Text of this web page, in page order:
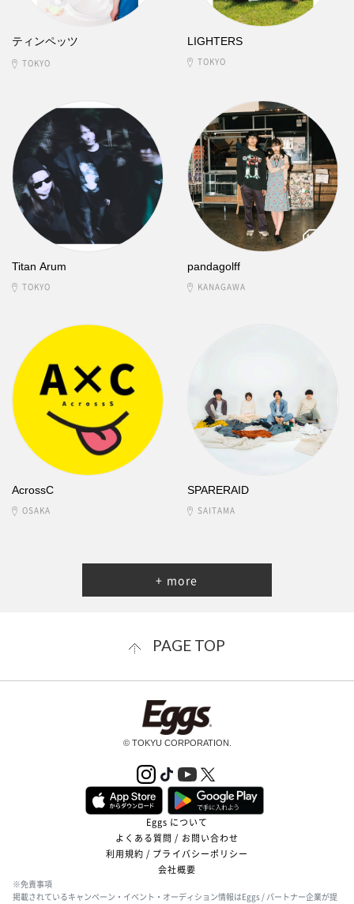
ティンペッツ
TOKYO
LIGHTERS
TOKYO
Titan Arum
TOKYO
pandagolff
KANAGAWA
AcrossC
OSAKA
SPARERAID
SAITAMA
+ more
PAGE TOP
© TOKYU CORPORATION.
Eggs について
よくある質問 / お問い合わせ
利用規約 / プライバシーポリシー
会社概要
※免責事項
掲載されているキャンペーン・イベント・オーディション情報はEggs / パートナー企業が提